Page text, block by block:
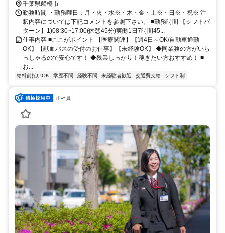
千葉県船橋市
勤務時間 ・勤務曜日：月・火・水※・木・金・土※・日※・祝※ 注
釈内容については下記コメントを参照下さい。 ■勤務時間 【シフトパ
ターン】1)08:30~17:00(休憩45分)実働1日7時間45...
仕事内容 ■ここがポイント 【医療関連】【週4日～OK/自動車通勤
OK】【献血バスの受付のお仕事】【未経験OK】 ◆同業務の方がいら
っしゃるので安心です！ ◆残業しっかり！稼ぎたい方おすすめ！ ■
お...
給料前払いOK 学歴不問 経験不問 未経験者歓迎 交通費支給 シフト制
正社員